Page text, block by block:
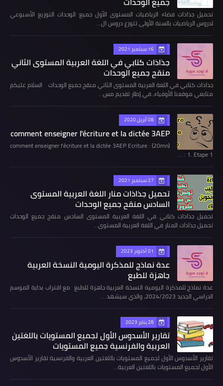
تحميل جذاذات فضاء الرياضيات المستوى الأول جميع الوحدات التوزيع الأسبوعي
لدروس الرياضيات بالسنة الأولى تتوزع دروس ال…
16 سبتمبر 2021
جذاذات كتابي في اللغة العربية المستوى الثاني
منقح جميع الوحدات
جذاذات كتابي في اللغة العربية المستوى الثاني منقح جميع الوحدات السلام عليكم
متابعي موقعنا الأوفياء، في إطار تقديم مس…
08 أبريل 2020
comment enseigner l'écriture et la dictée 3AEP
comment enseigner l'écriture et la dictée 3AEP Ecriture : (20mn)
1. Etape 1 : …
27 سبتمبر 2021
تحميل جذاذات منار اللغة العربية المستوى
السادس منقح جميع الوحدات
تحميل جذاذات كتابي في اللغة العربية المستوى السادس منقح جميع الوحدات
تحميل جذاذات المنار في اللغة العربية المستوى…
01 أكتوبر 2023
عدة نماذج للمذكرة اليومية النسخة العربية
جاهزة للطبع
عدة نماذج للمذكرة اليومية النسخة العربية جاهزة للطبع مع اقتراب بداية الموسم
الدراسي الجديد 2024/2023، والذي سيشهد …
28 يناير 2023
تقارير الأسدوس الأول لجميع المستويات باللغتين
العربية والفرنسية جميع المستويات
تقارير الأسدوس الأول لجميع المستويات باللغتين العربية والفرنسية تقارير الأسدوس
الأول لجميع المستويات باللغتين العربية…